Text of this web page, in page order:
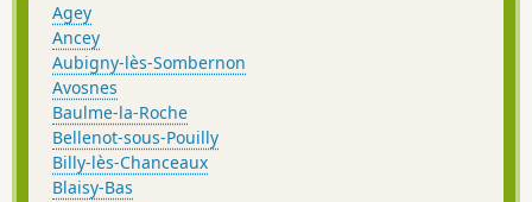
Agey
Ancey
Aubigny-lès-Sombernon
Avosnes
Baulme-la-Roche
Bellenot-sous-Pouilly
Billy-lès-Chanceaux
Blaisy-Bas